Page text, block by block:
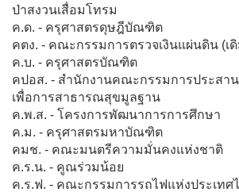
ป่าสงวนเสื่อมโทรม
ค.ด. - ครุศาสตรดุษฎีบัณฑิต
คตง. - คณะกรรมการตรวจเงินแผ่นดิน (เ
ค.บ. - ครุศาสตรบัณฑิต
คปอส. - สำนักงานคณะกรรมการประสา
เพื่อการสาธารณสุขมูลฐาน
ค.พ.ส. - โครงการพัฒนาการการศึกษา
ค.ม. - ครุศาสตรมหาบัณฑิต
คมช. - คณะมนตรีความมั่นคงแห่งชาติ
ค.ร.น. - คูณร่วมน้อย
ค.ร.ฟ. - คณะกรรมการรถไฟแห่งประเทศ